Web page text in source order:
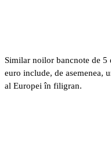
Similar noilor bancnote de 5
euro include, de asemenea,
al Europei în filigran.